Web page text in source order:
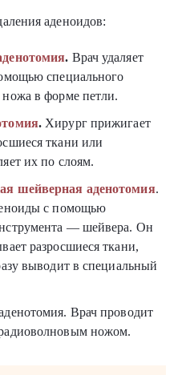
аденоидов:
. Врач удаляет
специального
ножа в форме петли.
. Хирург прижигает
ткани или
их по слоям.
шейверная аденотомия.
с помощью
― шейвера. Он
разросшиеся ткани,
выводит в специальный
Врач проводит
ножом.